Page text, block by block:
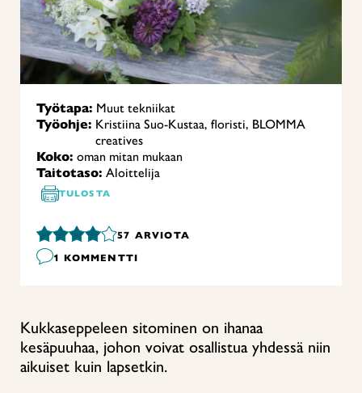
Työtapa: Muut tekniikat
Työohje: Kristiina Suo-Kustaa, floristi, BLOMMA
creatives
Koko: oman mitan mukaan
Taitotaso: Aloittelija
TULOSTA
57 ARVIOTA
1 KOMMENTTI
Kukkaseppeleen sitominen on ihanaa
kesäpuuhaa, johon voivat osallistua yhdessä niin
aikuiset kuin lapsetkin.